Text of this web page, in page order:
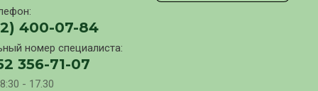
400-07-84
номер специалиста:
356-71-07
- 17.30